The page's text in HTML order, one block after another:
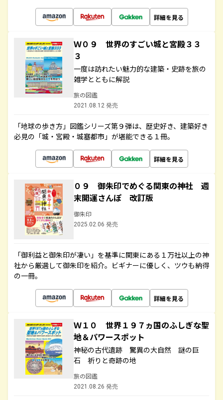
詳細を見る
Ｗ０９ 世界のすごい城と宮殿３３
３
一度は訪れたい魅力的な建築・史跡を旅の
雑学とともに解説
旅の図鑑
2021.08.12 発売
「地球の歩き方」図鑑シリーズ第９弾は、歴史好き、建築好き
必見の「城・宮殿・城塞都市」が堪能できる１冊。
詳細を見る
０９ 御朱印でめぐる関東の神社 週
末開運さんぽ 改訂版
御朱印
2025.02.06 発売
「御利益と御朱印が凄い」を基準に関東にある１万社以上の神
社から厳選して御朱印を紹介。ビギナーに優しく、ツウも納得
の一冊。
詳細を見る
Ｗ１０ 世界１９７ヵ国のふしぎな聖
地＆パワースポット
神秘の古代遺跡 驚異の大自然 謎の巨
石 祈りと奇跡の地
旅の図鑑
2021.08.26 発売